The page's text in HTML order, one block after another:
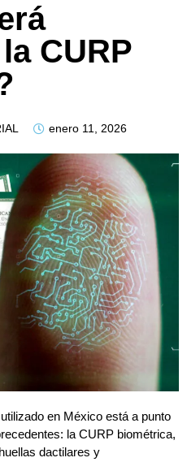
CURP
enero 11, 2026
en México está a punto
la CURP biométrica,
dactilares y